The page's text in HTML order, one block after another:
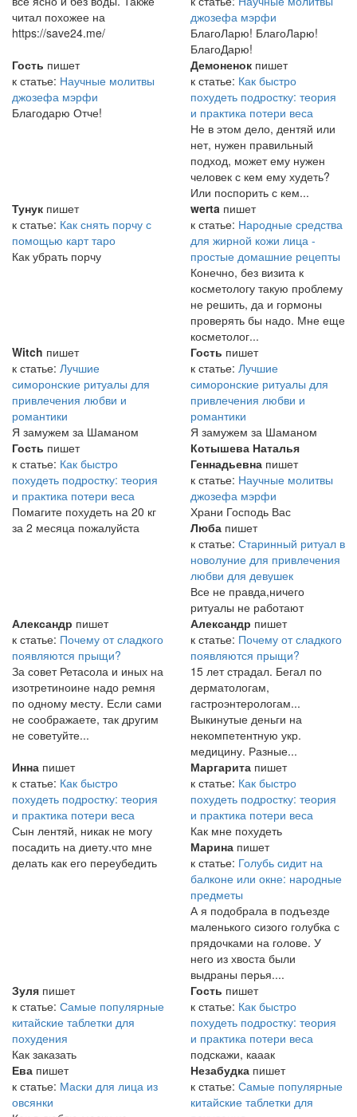
читал похожее на
https://save24.me/
джозефа мэрфи
БлагоЛарю! БлагоЛарю!
БлагоДарю!
Гость пишет
к статье: Научные молитвы
джозефа мэрфи
Благодарю Отче!
Демоненок пишет
к статье: Как быстро
похудеть подростку: теория
и практика потери веса
Не в этом дело, дентяй или
нет, нужен правильный
подход, может ему нужен
человек с кем ему худеть?
Или поспорить с кем...
Тунук пишет
к статье: Как снять порчу с
помощью карт таро
Как убрать порчу
werta пишет
к статье: Народные средства
для жирной кожи лица -
простые домашние рецепты
Конечно, без визита к
косметологу такую проблему
не решить, да и гормоны
проверять бы надо. Мне еще
косметолог...
Witch пишет
к статье: Лучшие
симоронские ритуалы для
привлечения любви и
романтики
Я замужем за Шаманом
Гость пишет
к статье: Лучшие
симоронские ритуалы для
привлечения любви и
романтики
Я замужем за Шаманом
Гость пишет
к статье: Как быстро
похудеть подростку: теория
и практика потери веса
Помагите похудеть на 20 кг
за 2 месяца пожалуйста
Котышева Наталья
Геннадьевна пишет
к статье: Научные молитвы
джозефа мэрфи
Храни Господь Вас
Люба пишет
к статье: Старинный ритуал в
новолуние для привлечения
любви для девушек
Все не правда,ничего
ритуалы не работают
Александр пишет
к статье: Почему от сладкого
появляются прыщи?
За совет Ретасола и иных на
изотретиноине надо ремня
по одному месту. Если сами
не соображаете, так другим
не советуйте...
Александр пишет
к статье: Почему от сладкого
появляются прыщи?
15 лет страдал. Бегал по
дерматологам,
гастроэнтерологам...
Выкинутые деньги на
некомпетентную укр.
медицину. Разные...
Инна пишет
к статье: Как быстро
похудеть подростку: теория
и практика потери веса
Сын лентяй, никак не могу
посадить на диету.что мне
делать как его переубедить
Маргарита пишет
к статье: Как быстро
похудеть подростку: теория
и практика потери веса
Как мне похудеть
Марина пишет
к статье: Голубь сидит на
балконе или окне: народные
предметы
А я подобрала в подъезде
маленького сизого голубка с
прядочками на голове. У
него из хвоста были
выдраны перья....
Зуля пишет
к статье: Самые популярные
китайские таблетки для
похудения
Как заказать
Гость пишет
к статье: Как быстро
похудеть подростку: теория
и практика потери веса
подскажи, кааак
Ева пишет
к статье: Маски для лица из
овсянки
Незабудка пишет
к статье: Самые популярные
китайские таблетки для